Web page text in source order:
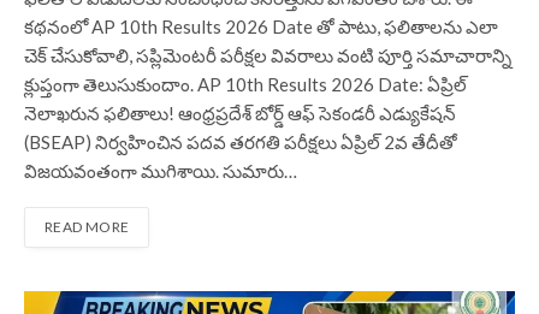
కథనంలో AP 10th Results 2026 Date తో పాటు, ఫలితాలను ఎలా
చెక్ చేసుకోవాలి, సప్లిమెంటరీ పరీక్షల వివరాలు వంటి పూర్తి సమాచారాన్ని
క్లుప్తంగా తెలుసుకుందాం. AP 10th Results 2026 Date: ఏప్రిల్
నెలాఖరున ఫలితాలు! ఆంధ్రప్రదేశ్ బోర్డ్ ఆఫ్ సెకండరీ ఎడ్యుకేషన్
(BSEAP) నిర్వహించిన పదవ తరగతి పరీక్షలు ఏప్రిల్ 2వ తేదీతో
విజయవంతంగా ముగిశాయి. సుమారు…
READ MORE